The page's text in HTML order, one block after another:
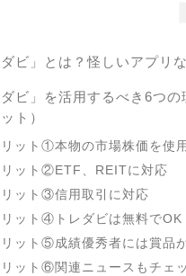
ダビ」とは？怪しいアプリ
ダビ」を活用するべき6つの
ト）
リット①本物の市場株価を使用
リット②ETF、REITに対応
リット③信用取引に対応
リット④トレダビは無料でOK
リット⑤成績優秀者には賞品
リット⑥関連ニュースもチェ